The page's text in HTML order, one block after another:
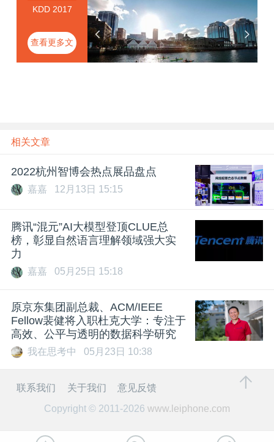
KDD 2017
查看更多文
章
相关文章
2022杭州智博会热点展品盘点
嘉嘉 12月13日 15:15
腾讯“混元”AI大模型登顶CLUE总
榜，彰显自然语言理解领域强大实
力
嘉嘉 05月25日 15:18
原京东集团副总裁、ACM/IEEE
Fellow裴健将入职杜克大学：专注于
高效、公平与透明的数据科学研究
我在思考中 05月23日 10:38
联系我们 关于我们
意见反馈
Copyright © 2011-2026 www.leiphone.com